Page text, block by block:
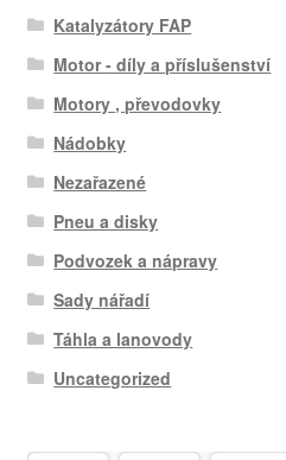
Katalyzátory FAP
Motor - díly a příslušenství
Motory , převodovky
Nádobky
Nezařazené
Pneu a disky
Podvozek a nápravy
Sady nářadí
Táhla a lanovody
Uncategorized